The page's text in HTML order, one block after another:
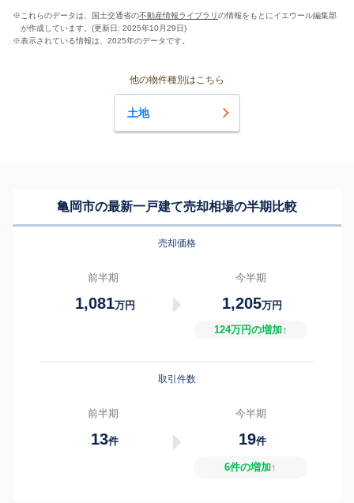
※ これらのデータは、国土交通省の不動産情報ライブラリの情報をもとにイエウール編集部
が作成しています。(更新日: 2025年10月29日)
※表示されている情報は、2025年のデータです。
他の物件種別はこちら
土地
亀岡市の最新一戸建て売却相場の半期比較
売却価格
前半期
1,081万円
今半期
1,205万円
124万円の増加↑
取引件数
前半期
13件
今半期
19件
6件の増加↑